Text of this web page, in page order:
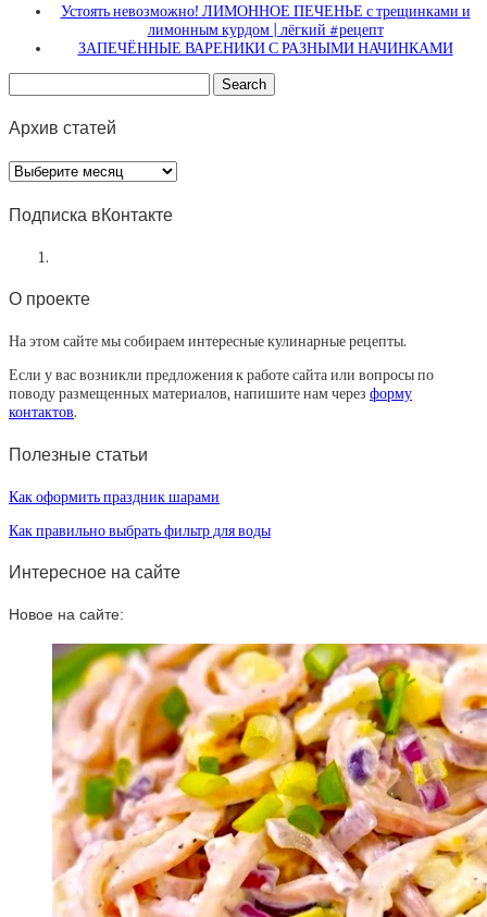
Устоять невозможно! ЛИМОННОЕ ПЕЧЕНЬЕ с трещинками и
лимонным курдом | лёгкий #рецепт
ЗАПЕЧЁННЫЕ ВАРЕНИКИ С РАЗНЫМИ НАЧИНКАМИ
Архив статей
Архив
статей
Подписка вКонтакте
О проекте
На этом сайте мы собираем интересные кулинарные рецепты.
Если у вас возникли предложения к работе сайта или вопросы по
поводу размещенных материалов, напишите нам через форму
контактов.
Полезные статьи
Как оформить праздник шарами
Как правильно выбрать фильтр для воды
Интересное на сайте
Новое на сайте: